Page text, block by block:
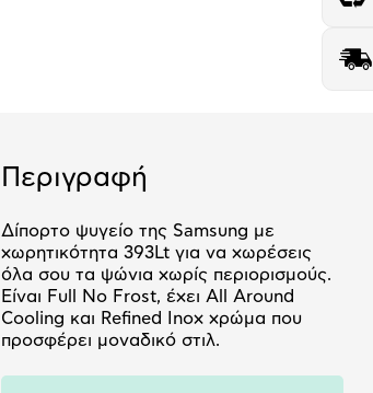
Περιγραφή
Δίπορτο ψυγείο της Samsung με
χωρητικότητα 393Lt για να χωρέσεις
όλα σου τα ψώνια χωρίς περιορισμούς.
Είναι Full No Frost, έχει All Around
Cooling και Refined Inox χρώμα που
προσφέρει μοναδικό στιλ.